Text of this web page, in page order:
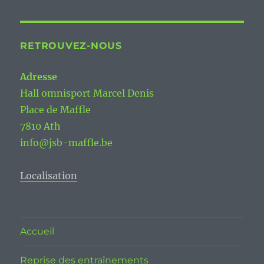
RETROUVEZ-NOUS
Adresse
Hall omnisport Marcel Denis
Place de Maffle
7810 Ath
info@jsb-maffle.be
Localisation
Accueil
Reprise des entraînements